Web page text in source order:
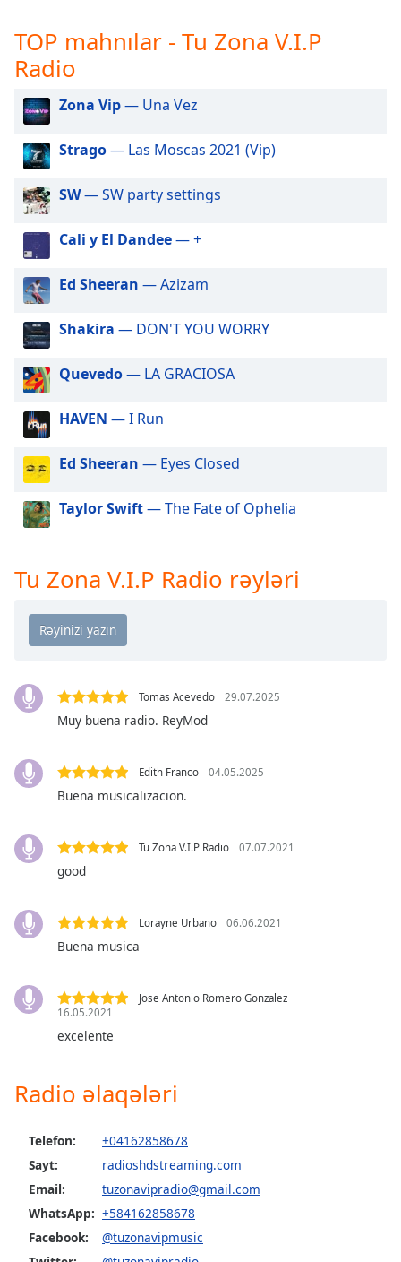
settings,
opens
subtitles
settings
dialog
off
selected
Audio
Picture-
Picture
Fullscreen
This
modal
dialog
window.
Escape
and
window.
Text
Color
Opacity
Color
Background
Color
Edge
TOP mahnılar - Tu Zona V.I.P
Radio
Zona Vip— Una Vez
Strago— Las Moscas 2021 (Vip)
SW— SW party settings
Cali y El Dandee— +
Ed Sheeran — Azizam
Shakira — DON'T YOU WORRY
Quevedo— LA GRACIOSA
HAVEN — I Run
Ed Sheeran — Eyes Closed
Taylor Swift— The Fate of Ophelia
Tu Zona V.I.P Radio rəyləri
Tomas Acevedo 29.07.2025
Muy buena radio. ReyMod
Edith Franco 04.05.2025
Buena musicalizacion.
Tu Zona V.I.P Radio 07.07.2021
good
Lorayne Urbano 06.06.2021
Buena musica
Jose Antonio Romero Gonzalez
16.05.2021
excelente
Radio əlaqələri
Telefon:
+04162858678
Sayt:
radioshdstreaming.com
Email:
tuzonavipradio@gmail.com
WhatsApp: +584162858678
Facebook:
@tuzonavipmusic